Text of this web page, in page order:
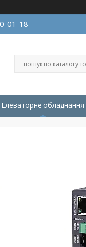
01-18
Елеваторне обладнання